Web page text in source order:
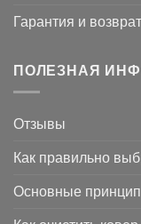
Гарантия и возврат
ПОЛЕЗНАЯ
Отзывы
Как правильно
Основные